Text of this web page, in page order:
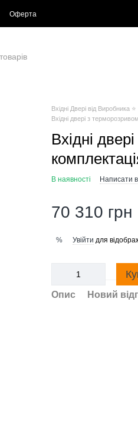
Оферта
Вхідні Двері від Виробника
Вхідні двері з
Вхідні
В наявності Написати
70 310 грн
% Увійти для
Опис Новий